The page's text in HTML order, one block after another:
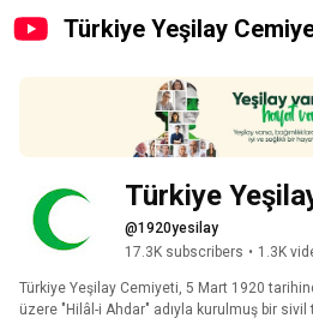
Türkiye Yeşilay
Türkiye
@1920yesilay
17.3K subscribers • 1.3K
Türkiye Yeşilay Cemiyeti, 5 Mart 1920
üzere "Hilâl-i Ahdar" adıyla kurulmuş bir